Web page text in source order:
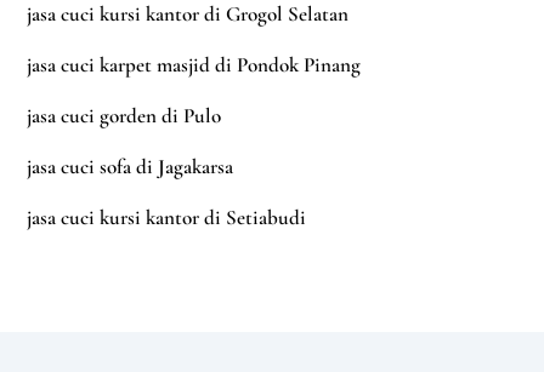
jasa cuci kursi kantor di Grogol Selatan
jasa cuci karpet masjid di Pondok Pinang
jasa cuci gorden di Pulo
jasa cuci sofa di Jagakarsa
jasa cuci kursi kantor di Setiabudi